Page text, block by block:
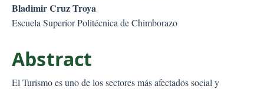
Bladimir Cruz Troya
Escuela Superior Politécnica de Chimborazo
Abstract
El Turismo es uno de los sectores más afectados social y